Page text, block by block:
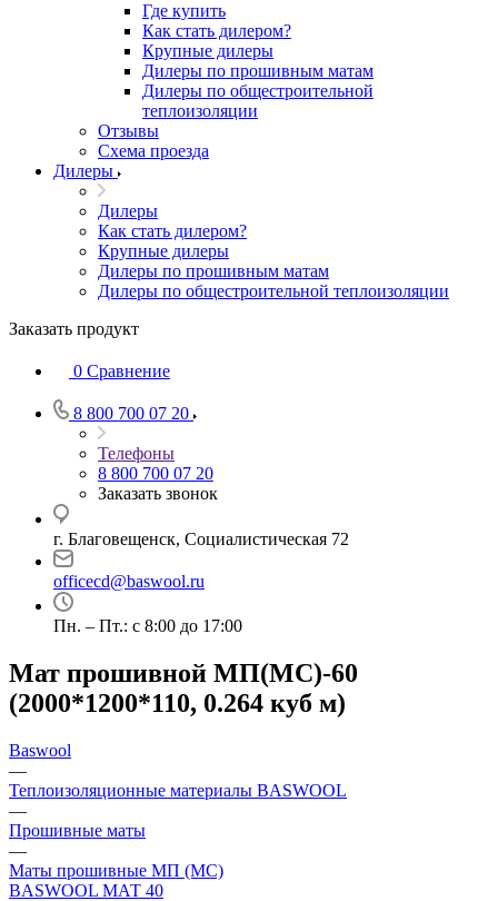
Где купить
Как стать дилером?
Крупные дилеры
Дилеры по прошивным матам
Дилеры по общестроительной
теплоизоляции
Отзывы
Схема проезда
Дилеры
Дилеры
Как стать дилером?
Крупные дилеры
Дилеры по прошивным матам
Дилеры по общестроительной теплоизоляции
Заказать продукт
0 Сравнение
8 800 700 07 20
Телефоны
8 800 700 07 20
Заказать звонок
г. Благовещенск, Социалистическая 72
officecd@baswool.ru
Пн. – Пт.: с 8:00 до 17:00
Мат прошивной МП(МС)-60
(2000*1200*110, 0.264 куб м)
Baswool
—
Теплоизоляционные материалы BASWOOL
—
Прошивные маты
—
Маты прошивные МП (МС)
BASWOOL МАТ 40